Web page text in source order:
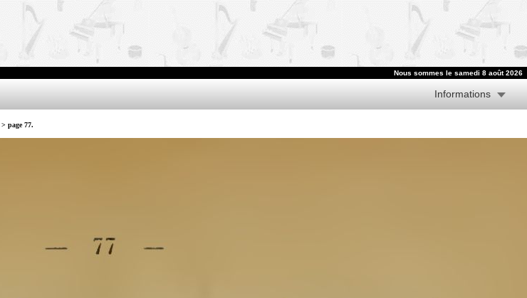
Nous sommes le samedi 8 août 2026
Informations
> page 77.